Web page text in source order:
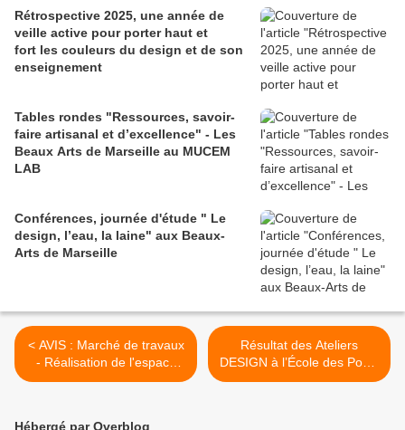
Rétrospective 2025, une année de
veille active pour porter haut et
fort les couleurs du design et de son
enseignement
Tables rondes "Ressources, savoir-
faire artisanal et d’excellence" - Les
Beaux Arts de Marseille au MUCEM
LAB
Conférences, journée d'étude " Le
design, l’eau, la laine" aux Beaux-
Arts de Marseille
< AVIS : Marché de travaux
- Réalisation de l'espace
sensoriel de découverte de
Résultat des Ateliers
DESIGN à l’École des Ponts
ParisTech et l’École
Hébergé par Overblog